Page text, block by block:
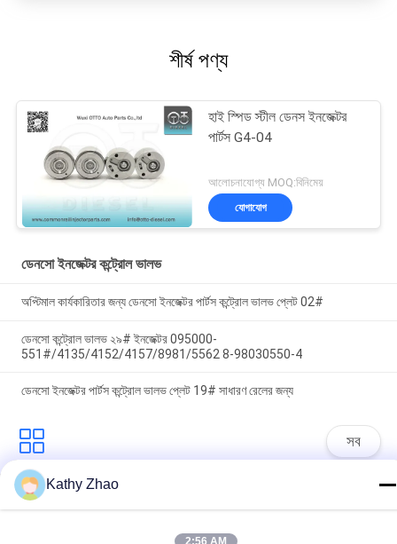
শীর্ষ পণ্য
হাই স্পিড স্টীল ডেনস ইনজেক্টর
পার্টস G4-04
আলোচনাযোগ্য MOQ:বিনিমেয়
যোগাযোগ
ডেনসো ইনজেক্টর কন্ট্রোল ভালভ
অপ্টিমাল কার্যকারিতার জন্য ডেনসো ইনজেক্টর পার্টস কন্ট্রোল ভালভ প্লেট 02#
ডেনসো কন্ট্রোল ভালভ ২৯# ইনজেক্টর 095000-
551#/4135/4152/4157/8981/5562 8-98030550-4
ডেনসো ইনজেক্টর পার্টস কন্ট্রোল ভালভ প্লেট 19# সাধারণ রেলের জন্য
সব
ডেনসো কমন রেল অগ্রভাগ
Kathy Zhao
2:56 AM